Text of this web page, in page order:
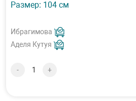
Размер: 104 см
Ибрагимова
Аделя Кутуя
- +